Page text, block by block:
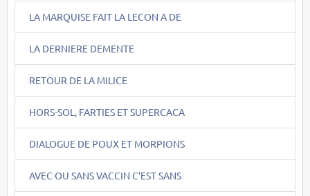
LA MARQUISE FAIT LA LECON A DE
LA DERNIERE DEMENTE
RETOUR DE LA MILICE
HORS-SOL, FARTIES ET SUPERCACA
DIALOGUE DE POUX ET MORPIONS
AVEC OU SANS VACCIN C'EST SANS